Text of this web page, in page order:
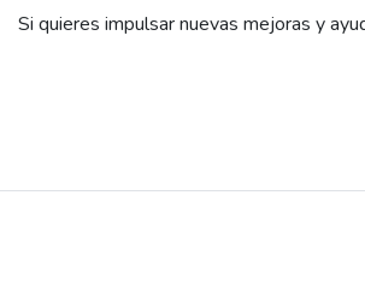
Si quieres impulsar nuevas mejoras y